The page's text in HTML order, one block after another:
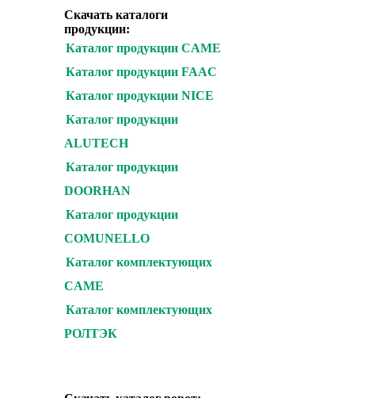
Скачать каталоги
продукции:
Каталог продукции CAME
Каталог продукции FAAC
Каталог продукции NICE
Каталог продукции
ALUTECH
Каталог продукции
DOORHAN
Каталог продукции
COMUNELLO
Каталог комплектующих
CAME
Каталог комплектующих
РОЛТЭК